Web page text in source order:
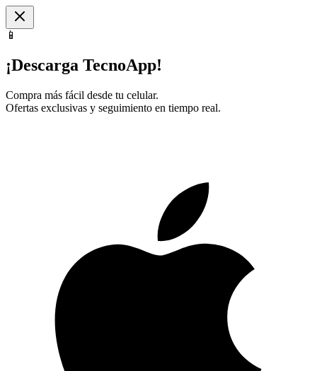
📱
¡Descarga TecnoApp!
Compra más fácil desde tu celular.
Ofertas exclusivas y seguimiento en tiempo real.